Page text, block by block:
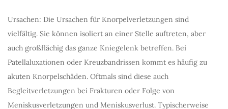
Ursachen: Die Ursachen für Knorpelverletzungen sind
vielfältig. Sie können isoliert an einer Stelle auftreten, aber
auch großflächig das ganze Kniegelenk betreffen. Bei
Patellaluxationen oder Kreuzbandrissen kommt es häufig zu
akuten Knorpelschäden. Oftmals sind diese auch
Begleitverletzungen bei Frakturen oder Folge von
Meniskusverletzungen und Meniskusverlust. Typischerweise